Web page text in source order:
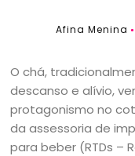
Afina Menina
O chá,
descanso e alívio,
protagonismo no
da assessoria de
para beber (RTDs –